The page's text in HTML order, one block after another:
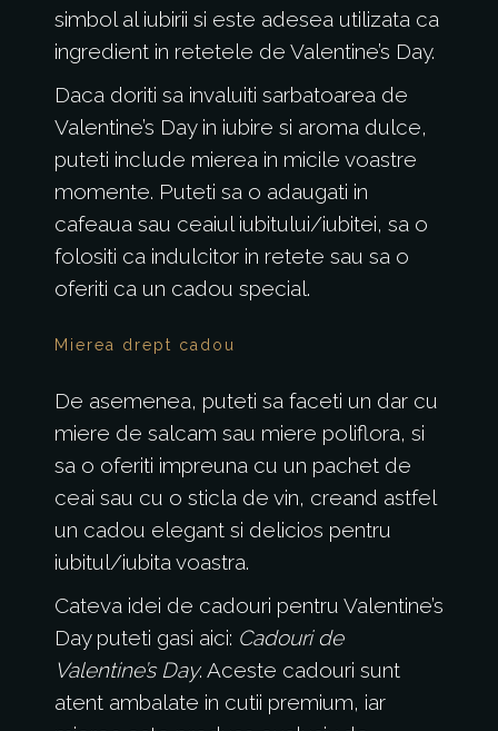
simbol al iubirii si este adesea utilizata ca
ingredient in retetele de Valentine’s Day.
Daca doriti sa invaluiti sarbatoarea de
Valentine’s Day in iubire si aroma dulce,
puteti include mierea in micile voastre
momente. Puteti sa o adaugati in
cafeaua sau ceaiul iubitului/iubitei, sa o
folositi ca indulcitor in retete sau sa o
oferiti ca un cadou special.
Mierea drept cadou
De asemenea, puteti sa faceti un dar cu
miere de salcam sau miere poliflora, si
sa o oferiti impreuna cu un pachet de
ceai sau cu o sticla de vin, creand astfel
un cadou elegant si delicios pentru
iubitul/iubita voastra.
Cateva idei de cadouri pentru Valentine’s
Day puteti gasi aici: Cadouri de
Valentine’s Day. Aceste cadouri sunt
atent ambalate in cutii premium, iar